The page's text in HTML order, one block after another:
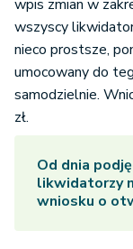
wpis zmian w
wszyscy
nieco prostsze,
umocowany do
samodzielnie.
zł.
Od dnia
likwidatorzy
wniosku o